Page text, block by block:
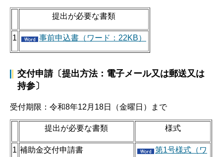
提出が必要な書類
1 事前申込書（ワード：22KB）
交付申請〔提出方法：電子メール又は郵送又は
持参〕
受付期限：令和8年12月18日（金曜日）まで
提出が必要な書類 様式
1 補助金交付申請書
第1号様式（ワ